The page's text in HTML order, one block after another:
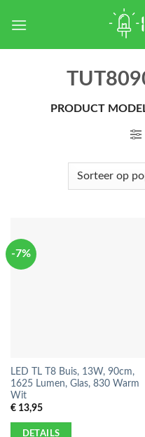
PRODUCT
-7%
LED TL T8 Buis, 13W, 90cm,
1625 Lumen, Glas, 830 Warm
Wit
€13,95
DETAILS